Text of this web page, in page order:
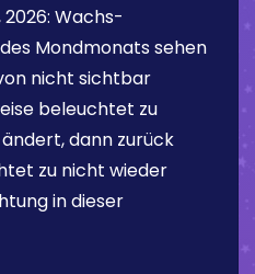
2026: Wachs-
Mondmonats sehen
nicht sichtbar
beleuchtet zu
dann zurück
zu nicht wieder
in dieser